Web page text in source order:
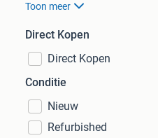
Toon meer
Direct Kopen
Direct Kopen
Conditie
Nieuw
Refurbished